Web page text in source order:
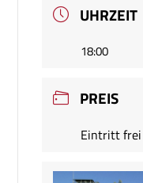
UHRZEIT
18:00
PREIS
Eintritt frei